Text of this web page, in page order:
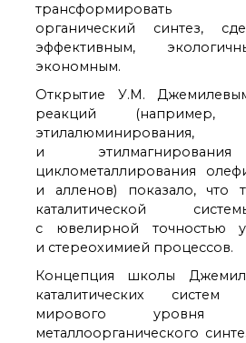
трансформировать
органический синтез,
эффективным,
экономным.
Открытие У.М.
реакций (например,
этилалюминирования,
и
циклометаллирования
и алленов) показало, что
каталитической
с ювелирной точностью
и стереохимией процессов.
Концепция школы
каталитических
мирового уровня
металлоорганического